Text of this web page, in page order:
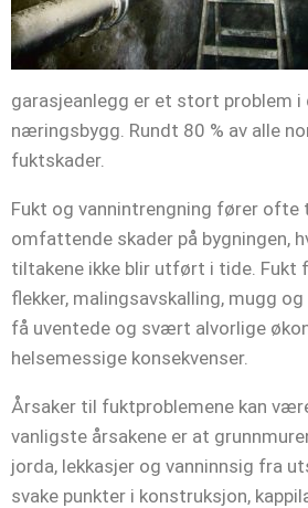
garasjeanlegg er et stort problem
næringsbygg. Rundt 80 % av alle
fuktskader.
Fukt og vannintrengning fører
omfattende skader på bygningen,
tiltakene ikke blir utført i tide. Fukt
flekker, malingsavskalling, mugg
få uventede og svært alvorlige
helsemessige konsekvenser.
Årsaker til fuktproblemene kan
vanligste årsakene er at
jorda, lekkasjer og vanninnsig fra
svake punkter i konstruksjon,